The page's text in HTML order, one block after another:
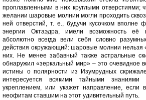
проплавленными в них круглыми отверстиями;
желании шаровые молнии могли проходить
ней отверстий, т. е., будучи кусочком вполне
энергии Октаэдра, имели возможность её
абсолютно всегда вели себя словно
действия окружающий: шаровые молнии нельзя
них. Не менее забавный также астральные
обнаружил «зеркальный мир» – это очевидное
истины о полярности из Изумрудных
интересуется всякими тайными
укреплением, или укажет направление, если
неофитам ставшим на этот удивительный путь.